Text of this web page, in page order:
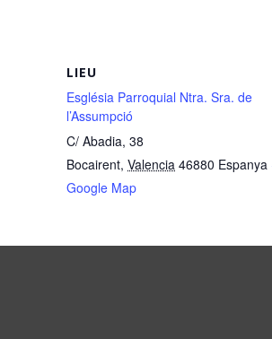
LIEU
Església Parroquial Ntra. Sra. de
l’Assumpció
C/ Abadia, 38
Bocairent, Valencia 46880 Espanya
Google Map